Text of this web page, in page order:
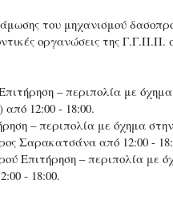
του μηχανισμού
οργανώσεις της
– περιπολία με
12:00 - 18:00.
– περιπολία με όχημα
Σαρακατσάνα από 12:00 -
Επιτήρηση – περιπολία με
- 18:00.